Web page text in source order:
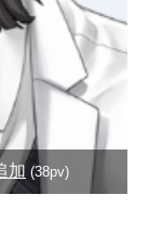
加 (38pv)